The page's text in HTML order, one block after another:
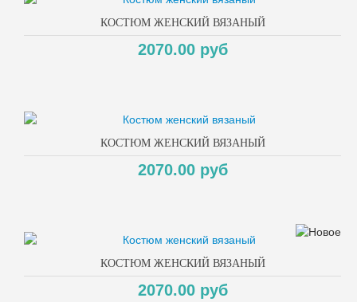
КОСТЮМ ЖЕНСКИЙ ВЯЗАНЫЙ
2070.00 руб
КОСТЮМ ЖЕНСКИЙ ВЯЗАНЫЙ
2070.00 руб
КОСТЮМ ЖЕНСКИЙ ВЯЗАНЫЙ
2070.00 руб